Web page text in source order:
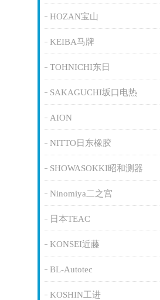
HOZAN宝山
KEIBA马牌
TOHNICHI东日
SAKAGUCHI坂口电热
AION
NITTO日东橡胶
SHOWASOKKI昭和测器
Ninomiya二之宫
日本TEAC
KONSEI近藤
BL-Autotec
KOSHIN工进